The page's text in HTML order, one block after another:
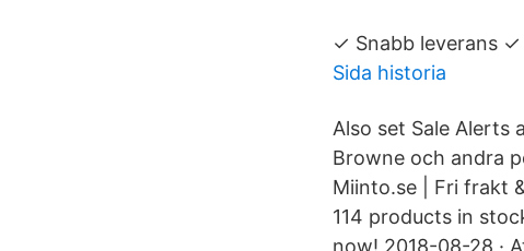
✓ Snabb leverans
Sida historia
Also set Sale Alerts
Browne och andra
Miinto.se | Fri frakt
114 products in
now! 2018-08-28 ·